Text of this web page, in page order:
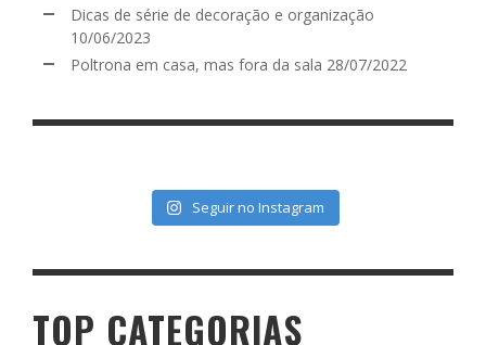
Dicas de série de decoração e organização
10/06/2023
Poltrona em casa, mas fora da sala 28/07/2022
Seguir no Instagram
TOP CATEGORIAS